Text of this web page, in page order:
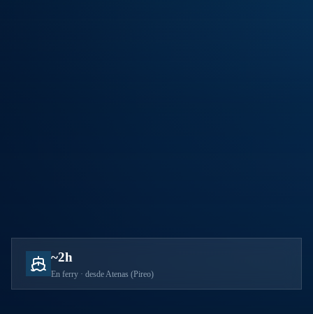
~2h
En ferry · desde Atenas (Pireo)